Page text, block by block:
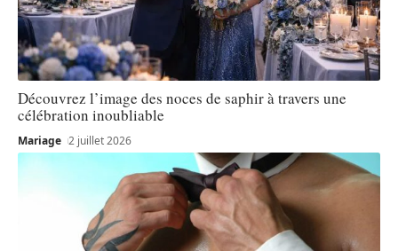
Découvrez l’image des noces de saphir à travers une
célébration inoubliable
Mariage 2 juillet 2026